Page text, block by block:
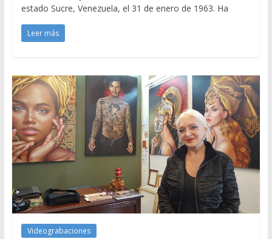
estado Sucre, Venezuela, el 31 de enero de 1963. Ha
Leer más
Videograbaciones